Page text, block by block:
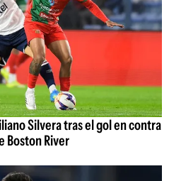
Silvera tras el gol en contra
Boston River